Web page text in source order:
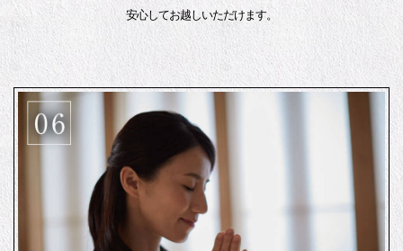
安心してお越しいただけます。